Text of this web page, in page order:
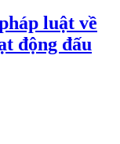
luật về
động đấu